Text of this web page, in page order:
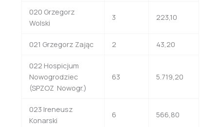
020 Grzegorz
Wolski
3 223,10
021 Grzegorz Zając 2 43,20
022 Hospicjum
Nowogrodziec
(SPZOZ Nowogr.)
63 5.719,20
023 Ireneusz
Konarski
6 566,80